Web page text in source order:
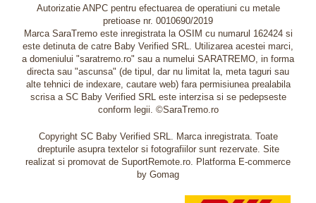
Autorizatie ANPC pentru efectuarea de operatiuni cu metale
pretioase nr. 0010690/2019
Marca SaraTremo este inregistrata la OSIM cu numarul 162424 si
este detinuta de catre Baby Verified SRL. Utilizarea acestei marci,
a domeniului "saratremo.ro" sau a numelui SARATREMO, in forma
directa sau "ascunsa" (de tipul, dar nu limitat la, meta taguri sau
alte tehnici de indexare, cautare web) fara permisiunea prealabila
scrisa a SC Baby Verified SRL este interzisa si se pedepseste
conform legii. ©SaraTremo.ro
Copyright SC Baby Verified SRL. Marca inregistrata. Toate
drepturile asupra textelor si fotografiilor sunt rezervate. Site
realizat si promovat de SuportRemote.ro. Platforma E-commerce
by Gomag